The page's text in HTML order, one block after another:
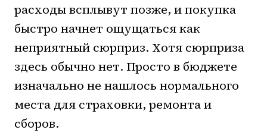
расходы всплывут позже, и покупка
быстро начнет ощущаться как
неприятный сюрприз. Хотя сюрприза
здесь обычно нет. Просто в бюджете
изначально не нашлось нормального
места для страховки, ремонта и
сборов.